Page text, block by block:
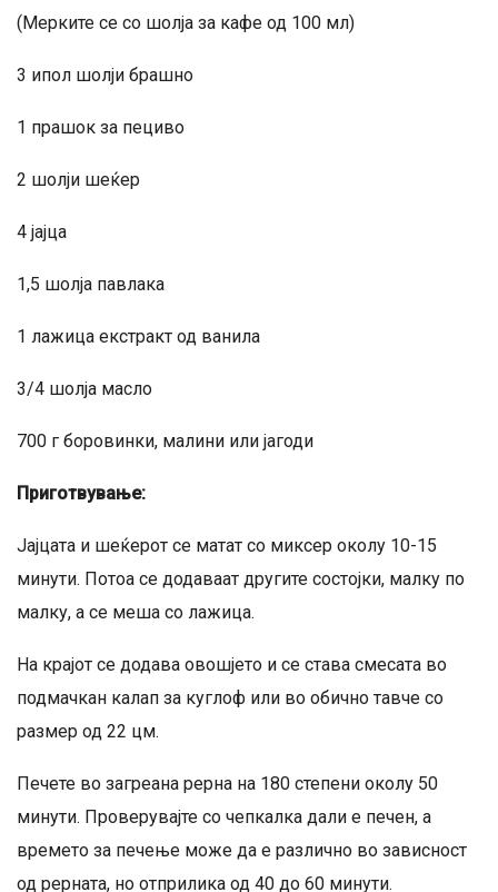
(Мерките се со шолја за кафе од 100 мл)
3 ипол шолји брашно
1 прашок за пециво
2 шолји шеќер
4 јајца
1,5 шолја павлака
1 лажица екстракт од ванила
3/4 шолја масло
700 г боровинки, малини или јагоди
Приготвување:
Јајцата и шеќерот се матат со миксер околу 10-15
минути. Потоа се додаваат другите состојки, малку по
малку, а се меша со лажица.
На крајот се додава овошјето и се става смесата во
подмачкан калап за куглоф или во обично тавче со
размер од 22 цм.
Печете во загреана рерна на 180 степени околу 50
минути. Проверувајте со чепкалка дали е печен, а
времето за печење може да е различно во зависност
од рерната, но отприлика од 40 до 60 минути.